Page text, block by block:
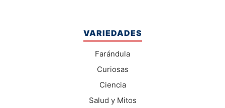
VARIEDADES
Farándula
Curiosas
Ciencia
Salud y Mitos